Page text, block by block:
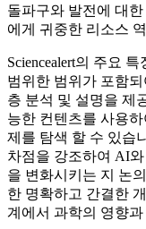
돌파구와 발전에 대
에게 귀중한 리소스
Sciencealert의 주요
범위한 범위가 포함
층 분석 및 설명을 제
능한 컨텐츠를 사용
제를 탐색 할 수 있습
차점을 강조하여 AI
을 변화시키는 지 논
한 명확하고 간결한
계에서 과학의 영향